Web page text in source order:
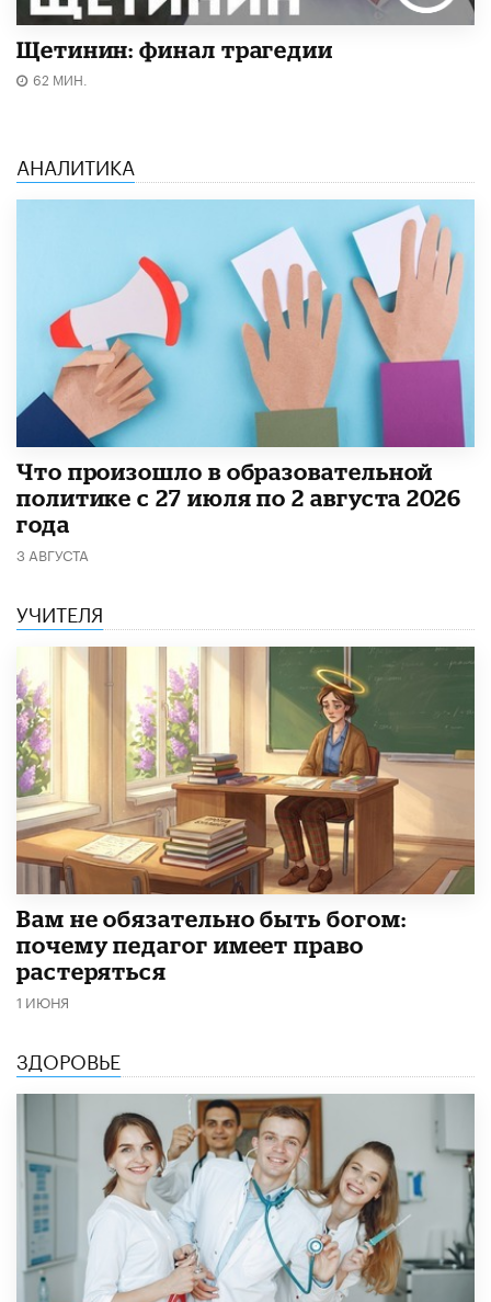
Щетинин: финал трагедии
62 МИН.
АНАЛИТИКА
​Что произошло в образовательной
политике с 27 июля по 2 августа 2026
года
3 АВГУСТА
УЧИТЕЛЯ
​Вам не обязательно быть богом:
почему педагог имеет право
растеряться
1 ИЮНЯ
ЗДОРОВЬЕ